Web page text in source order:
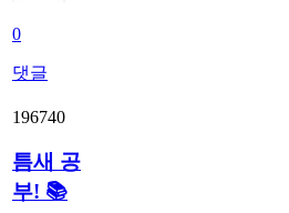
0
댓글
196740
틈새 공
부! 📚